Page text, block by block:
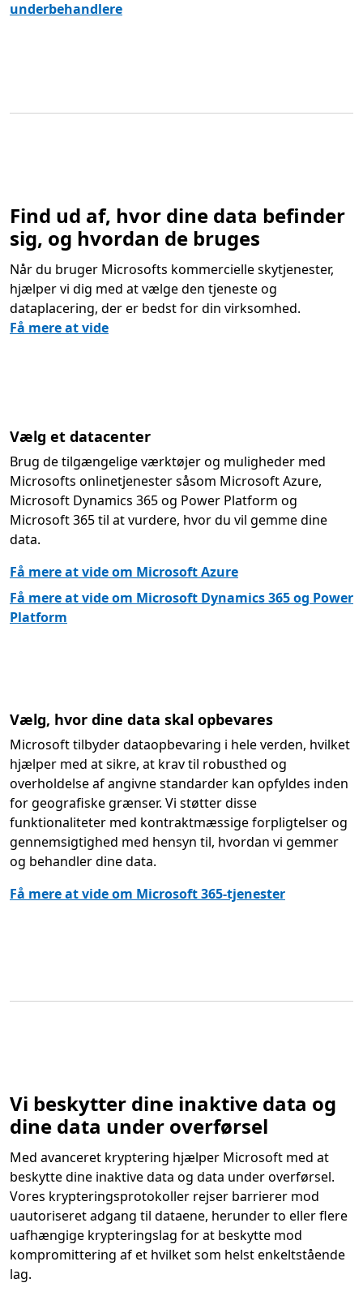
underbehandlere
Find ud af, hvor dine data befinder
sig, og hvordan de bruges
Når du bruger Microsofts kommercielle skytjenester,
hjælper vi dig med at vælge den tjeneste og
dataplacering, der er bedst for din virksomhed.
Få mere at vide
Vælg et datacenter
Brug de tilgængelige værktøjer og muligheder med
Microsofts onlinetjenester såsom Microsoft Azure,
Microsoft Dynamics 365 og Power Platform og
Microsoft 365 til at vurdere, hvor du vil gemme dine
data.
Få mere at vide om Microsoft Azure
Få mere at vide om Microsoft Dynamics 365 og Power
Platform
Vælg, hvor dine data skal opbevares
Microsoft tilbyder dataopbevaring i hele verden, hvilket
hjælper med at sikre, at krav til robusthed og
overholdelse af angivne standarder kan opfyldes inden
for geografiske grænser. Vi støtter disse
funktionaliteter med kontraktmæssige forpligtelser og
gennemsigtighed med hensyn til, hvordan vi gemmer
og behandler dine data.
Få mere at vide om Microsoft 365-tjenester
Vi beskytter dine inaktive data og
dine data under overførsel
Med avanceret kryptering hjælper Microsoft med at
beskytte dine inaktive data og data under overførsel.
Vores krypteringsprotokoller rejser barrierer mod
uautoriseret adgang til dataene, herunder to eller flere
uafhængige krypteringslag for at beskytte mod
kompromittering af et hvilket som helst enkeltstående
lag.